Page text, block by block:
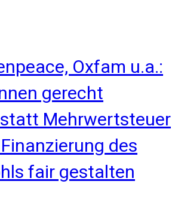
Oxfam u.a.:
gerecht
Mehrwertsteuer
des
fair gestalten